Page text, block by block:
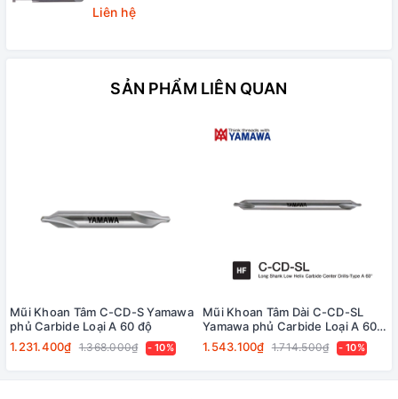
Liên hệ
SẢN PHẨM LIÊN QUAN
Mũi Khoan Tâm C-CD-S Yamawa
phủ Carbide Loại A 60 độ
1.231.400₫ 1.368.000₫ - 10%
Mũi Khoan Tâm Dài C-CD-SL
Yamawa phủ Carbide Loại A 60
Độ
1.543.100₫ 1.714.500₫ - 10%